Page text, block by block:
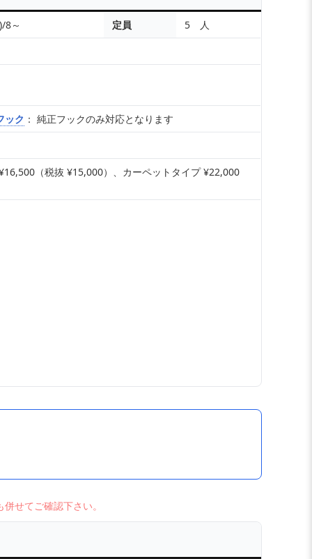
8～ 定員 5 人
ック ： 純正フックのみ対応となります
（税抜 ¥15,000）、カーペットタイプ ¥22,000
せてご確認下さい。